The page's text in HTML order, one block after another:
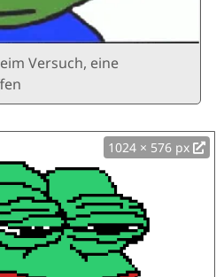
Versuch, eine
1024 × 576 px